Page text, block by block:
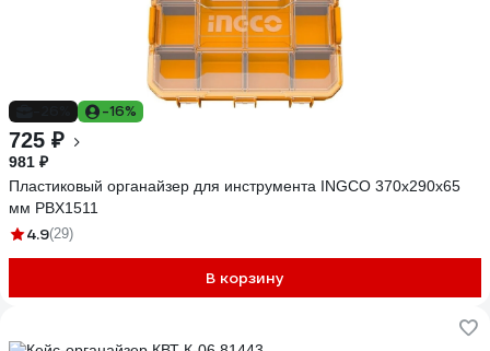
-16%
725 ₽
981 ₽
Пластиковый органайзер для инструмента INGCO 370x290x65
мм PBX1511
4.9(29)
В корзину